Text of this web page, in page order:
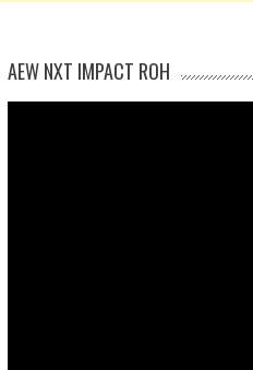
AEW NXT IMPACT ROH